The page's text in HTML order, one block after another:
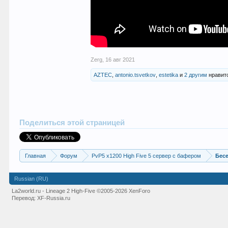
Zerg 16 авг 2021
AZTEC ,antonio.tsvetkov ,estetika и2 другим
Поделиться этой страницей
Главная Форум PvP5 x1200 High Five 5 сервер с бафером
Russian (RU)
La2world.ru - Lineage 2 High-Five©2005-2026 XenForo
Перевод:XF-Russia.ru